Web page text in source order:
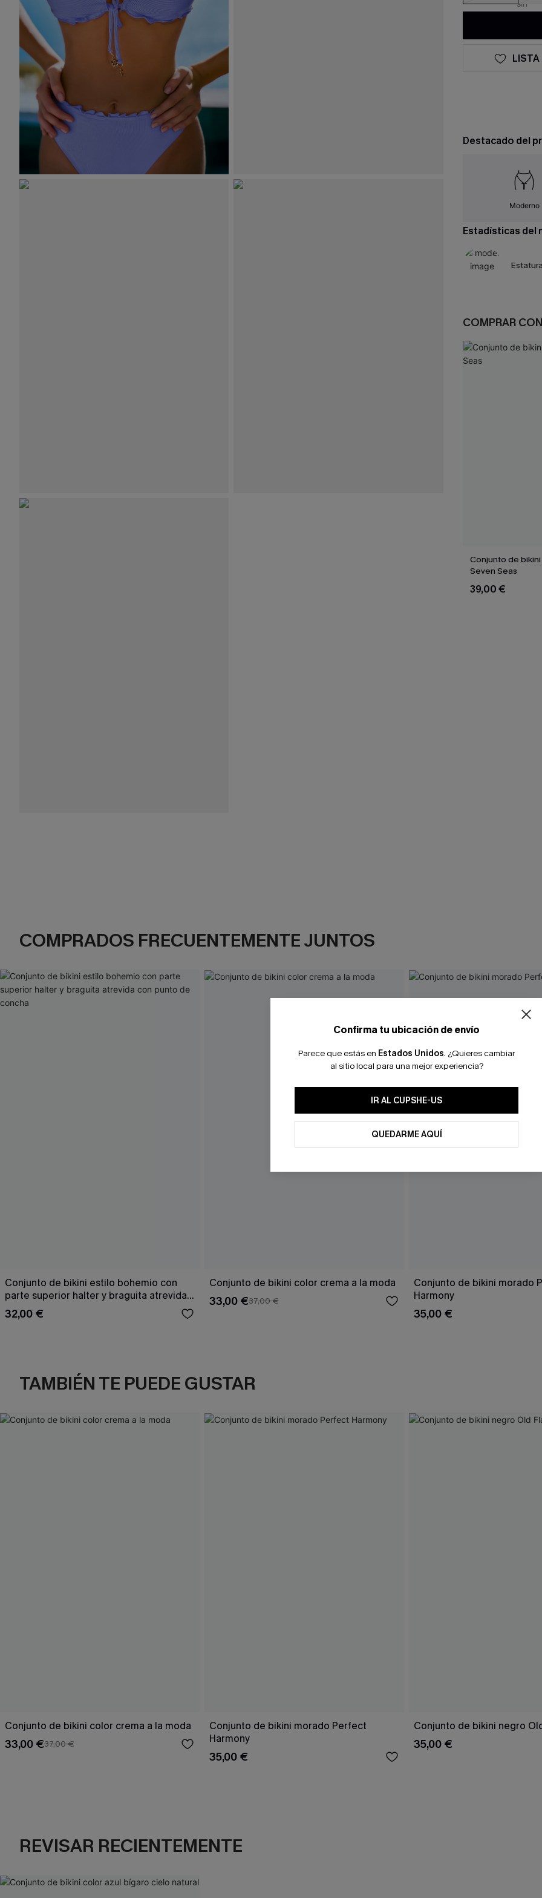
LISTA
Destacado del
Moderno
Estadísticas del
COMPRAR
Conjunto de
Seven Seas
39,00 €
COMPRADOS FRECUENTEMENTE JUNTOS
Conjunto de bikini estilo bohemio con
parte superior halter y braguita atrevida
con punto de concha
32,00 €
Conjunto de bikini color crema a la moda
33,00 €37,00 €
Conjunto de bikini morado
Harmony
35,00 €
TAMBIÉN TE PUEDE GUSTAR
Conjunto de bikini color crema a la moda
33,00 €37,00 €
Conjunto de bikini morado Perfect
Harmony
35,00 €
Conjunto de bikini negro
35,00 €
REVISAR RECIENTEMENTE
Confirma tu ubicación de envío
Parece que estás en Estados Unidos. ¿Quieres cambiar
al sitio local para una mejor experiencia?
IR AL CUPSHE-US
QUEDARME AQUÍ